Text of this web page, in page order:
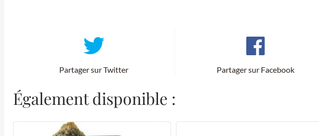
Partager sur Twitter Partager sur Facebook
Également disponible :